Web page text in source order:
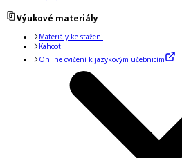
Výukové materiály
Materiály ke stažení
Kahoot
Online cvičení k jazykovým učebnicím